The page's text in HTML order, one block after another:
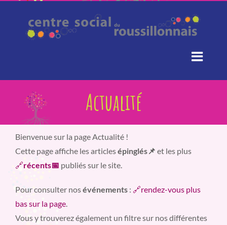
contenu
Actualité
Bienvenue sur la page Actualité !
Cette page affiche les articlesépinglés📌 et les plus
🔗récents📅 publiés sur le site.
Pour consulter nosévénements : 🔗rendez-vous plus
bas sur la page.
Vous y trouverez également un filtre sur nos différentes